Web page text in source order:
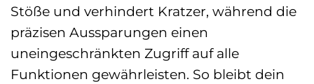
Stöße und verhindert Kratzer, während die
präzisen Aussparungen einen
uneingeschränkten Zugriff auf alle
Funktionen gewährleisten. So bleibt dein